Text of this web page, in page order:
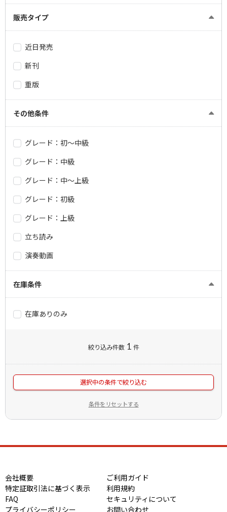
販売タイプ
近日発売
新刊
重版
その他条件
グレード：初～中級
グレード：中級
グレード：中～上級
グレード：初級
グレード：上級
立ち読み
演奏動画
在庫条件
在庫ありのみ
絞り込み件数 1 件
選択中の条件で絞り込む
条件をリセットする
会社概要
ご利用ガイド
特定証取引法に基づく表示
利用規約
FAQ
セキュリティについて
プライバシーポリシー
お問い合わせ